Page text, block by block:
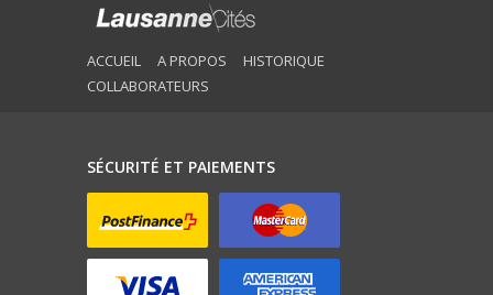
ACCUEIL A PROPOS
HISTORIQUE
COLLABORATEURS
SÉCURITÉ ET PAIEMENTS